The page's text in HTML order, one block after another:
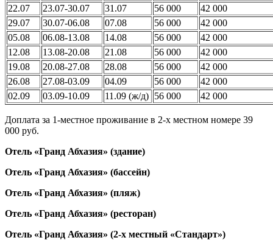
22.07
23.07-30.07 31.07 56 000
42 000
29.07
30.07-06.08 07.08 56 000
42 000
05.08
06.08-13.08 14.08 56 000
42 000
12.08
13.08-20.08 21.08 56 000
42 000
19.08
20.08-27.08 28.08 56 000
42 000
26.08
27.08-03.09 04.09 56 000
42 000
02.09
03.09-10.09 11.09 (ж/д) 56 000 42 000
Доплата за 1-местное проживание в 2-х местном номере 39
000 руб.
Отель «Гранд Абхазия» (здание)
Отель «Гранд Абхазия» (бассейн)
Отель «Гранд Абхазия» (пляж)
Отель «Гранд Абхазия» (ресторан)
Отель «Гранд Абхазия» (2-х местный «Стандарт»)